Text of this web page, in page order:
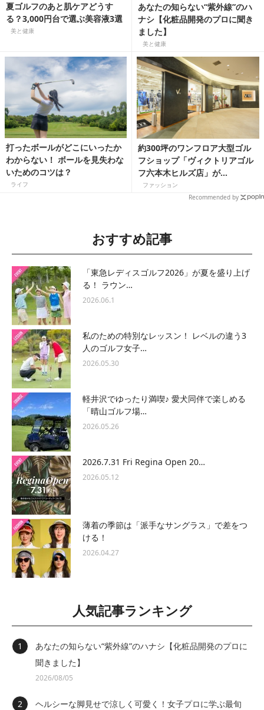
夏ゴルフのあと肌ケアどうす
る？3,000円台で選ぶ美容液3選
美と健康
あなたの知らない“紫外線”のハ
ナシ【化粧品開発のプロに聞き
ました】
美と健康
打ったボールがどこにいったか
わからない！ ボールを見失わな
いためのコツは？
ライフ
約300坪のワンフロア大型ゴル
フショップ「ヴィクトリアゴル
フ六本木ヒルズ店」が
4/21（木）グランドオープン！
ファッション
Recommended by
おすすめ記事
「東急レディスゴルフ2026」が夏を盛り上げ
る！ ラウン…
2026.06.1
私のための特別なレッスン！ レベルの違う3
人のゴルフ女子…
2026.05.30
軽井沢でゆったり満喫♪ 愛犬同伴で楽しめる
「晴山ゴルフ場…
2026.05.26
2026.7.31 Fri Regina Open 20…
2026.05.12
薄着の季節は「派手なサングラス」で差をつ
ける！
2026.04.27
人気記事ランキング
あなたの知らない“紫外線”のハナシ【化粧品開発のプロに
聞きました】
2026/08/05
ヘルシーな脚見せで涼しく可愛く！女子プロに学ぶ最旬